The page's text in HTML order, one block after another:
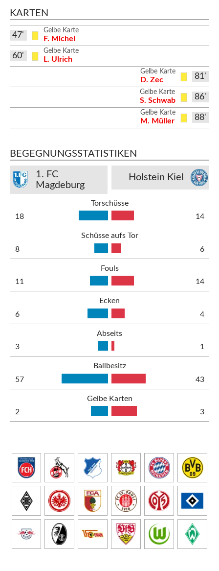
KARTEN
Gelbe Karte
F. Michel
47'
Gelbe Karte
L. Ulrich
60'
81'
Gelbe Karte
D. Zec
86'
Gelbe Karte
S. Schwab
88'
Gelbe Karte
M. Müller
BEGEGNUNGSSTATISTIKEN
1. FC
Magdeburg
Holstein Kiel
Torschüsse
18
14
Schüsse aufs Tor
8
6
Fouls
11
14
Ecken
6
4
Abseits
3
1
Ballbesitz
57
43
Gelbe Karten
2
3